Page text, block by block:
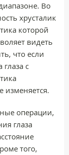
Во
хрусталик
которой
видеть
что если
глаза с
изменяется.
операции,
глаза
того,